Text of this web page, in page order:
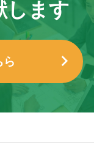
します